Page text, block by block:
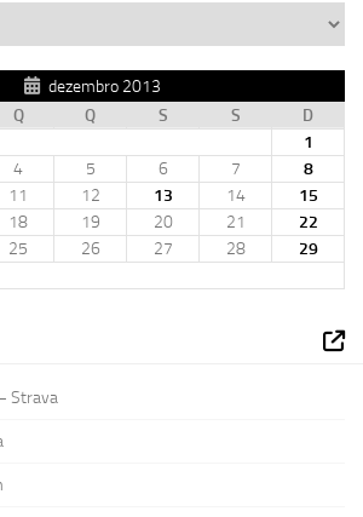
dezembro 2013
Q Q S S
D
1
4 5 6 7
8
11 12 13 14
15
18 19 20 21
22
25 26 27 28
29
Strava